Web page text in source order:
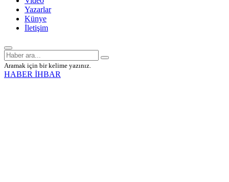
Yazarlar
Künye
İletişim
Aramak için bir kelime yazınız.
HABER İHBAR